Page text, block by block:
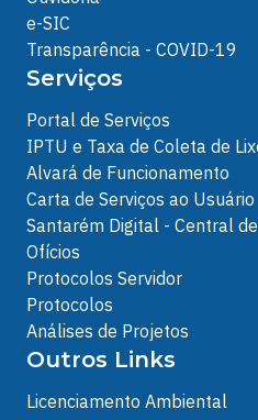
e-SIC
Transparência - COVID-19
Serviços
Portal de Serviços
IPTU e Taxa de Coleta de
Alvará de Funcionamento
Carta de Serviços ao Usuário
Santarém Digital - Central
Ofícios
Protocolos Servidor
Protocolos
Análises de Projetos
Outros Links
Licenciamento Ambiental